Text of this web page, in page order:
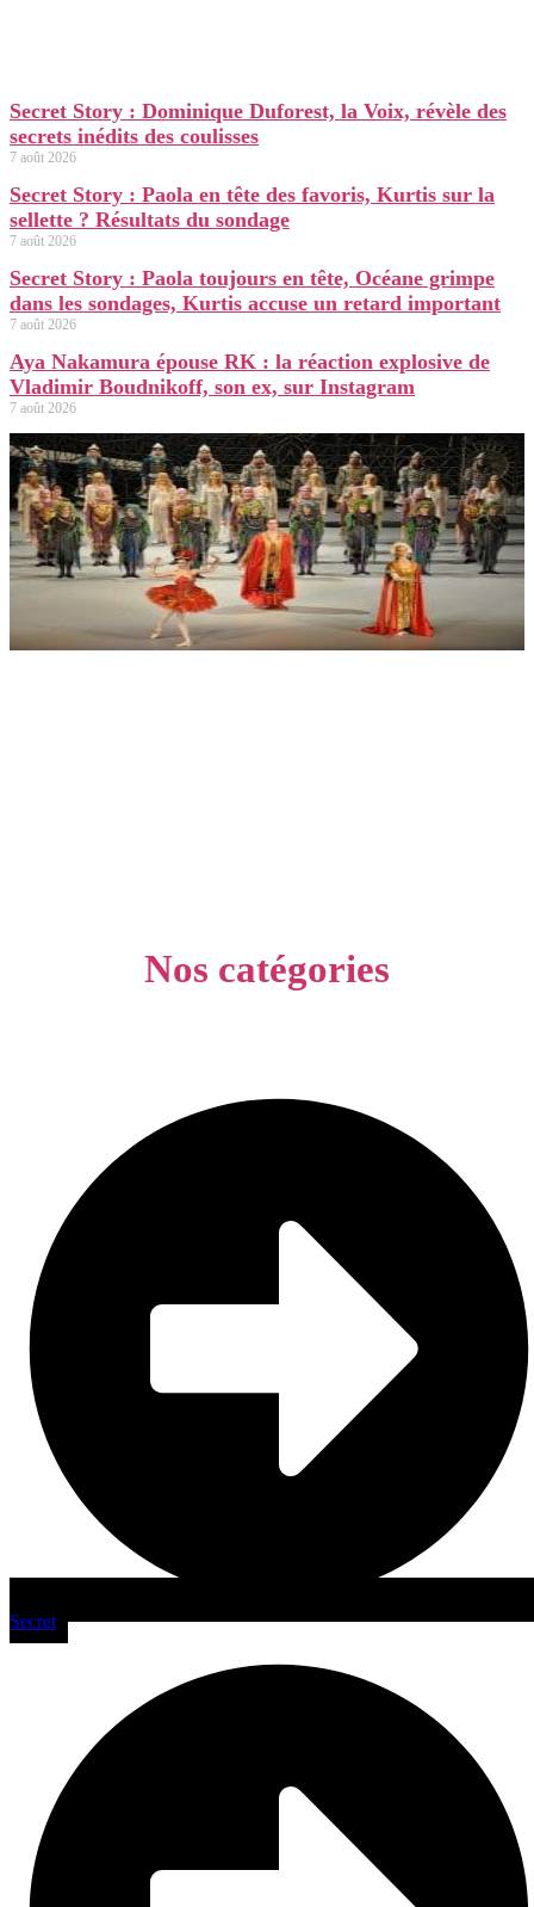
Secret Story : Dominique Duforest, la Voix, révèle des
secrets inédits des coulisses
7 août 2026
Secret Story : Paola en tête des favoris, Kurtis sur la
sellette ? Résultats du sondage
7 août 2026
Secret Story : Paola toujours en tête, Océane grimpe
dans les sondages, Kurtis accuse un retard important
7 août 2026
Aya Nakamura épouse RK : la réaction explosive de
Vladimir Boudnikoff, son ex, sur Instagram
7 août 2026
Nos catégories
Secret